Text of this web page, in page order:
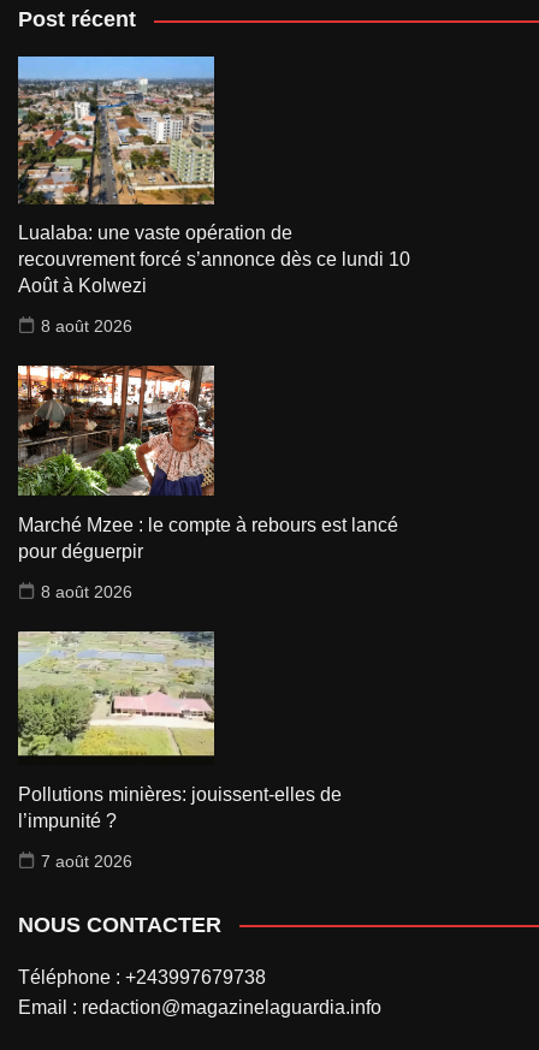
Post récent
Lualaba: une vaste opération de
recouvrement forcé s’annonce dès ce lundi 10
Août à Kolwezi
8 août 2026
Marché Mzee : le compte à rebours est lancé
pour déguerpir
8 août 2026
Pollutions minières: jouissent-elles de
l’impunité ?
7 août 2026
NOUS CONTACTER
Téléphone : +243997679738
Email : redaction@magazinelaguardia.info